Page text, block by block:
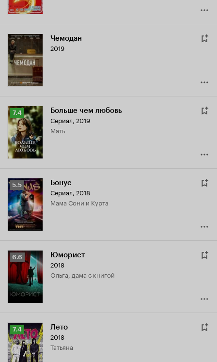
Чемодан
2019
Рейтинг
Кинопоиска
7.4
7.4 Больше чем любовь
Сериал, 2019
мать
Рейтинг
Кинопоиска
5.5
5.5 Бонус
Сериал, 2018
мама Сони и Курта
Рейтинг
Кинопоиска
6.6
6.6 Юморист
2018
Ольга, дама с книгой
Рейтинг
Кинопоиска
7.4
7.4 Лето
2018
Татьяна